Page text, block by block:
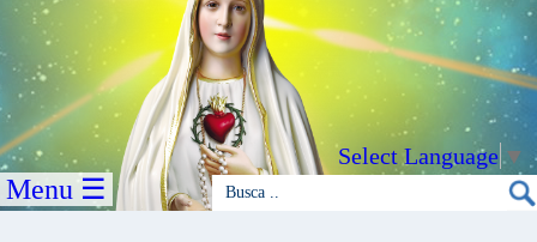
Select Language ▼
Menu ☰